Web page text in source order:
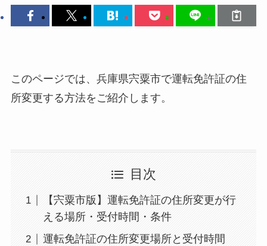
このページでは、兵庫県宍粟市で運転免許証の住
所変更する方法をご紹介します。
目次
【宍粟市版】運転免許証の住所変更が行
える場所・受付時間・条件
運転免許証の住所変更場所と受付時間